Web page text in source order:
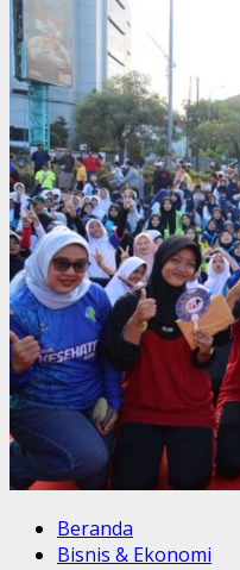
Beranda
Bisnis & Ekonomi